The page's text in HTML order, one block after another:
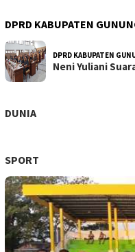
DPRD KABUPATEN
DPRD KABUPATEN
Neni Yuliani
DUNIA
SPORT